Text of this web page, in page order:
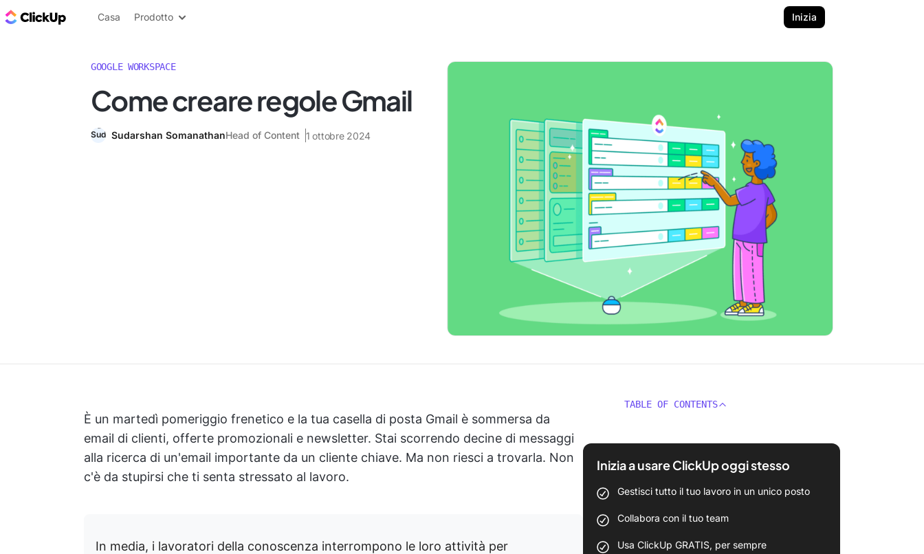
Blog di ClickUp
Casa Prodotto Inizia
GOOGLE WORKSPACE
Come creare regole Gmail
Sudarshan SomanathanHead of Content 1 ottobre 2024
È un martedì pomeriggio frenetico e la tua casella di posta Gmail è sommersa da
email di clienti, offerte promozionali e newsletter. Stai scorrendo decine di messaggi
alla ricerca di un'email importante da un cliente chiave. Ma non riesci a trovarla. Non
c'è da stupirsi che ti senta stressato al lavoro.
In media, i lavoratori della conoscenza interrompono le loro attività per
TABLE OF CONTENTS
Inizia a usare ClickUp oggi stesso
Gestisci tutto il tuo lavoro in un unico posto
Collabora con il tuo team
Usa ClickUp GRATIS, per sempre